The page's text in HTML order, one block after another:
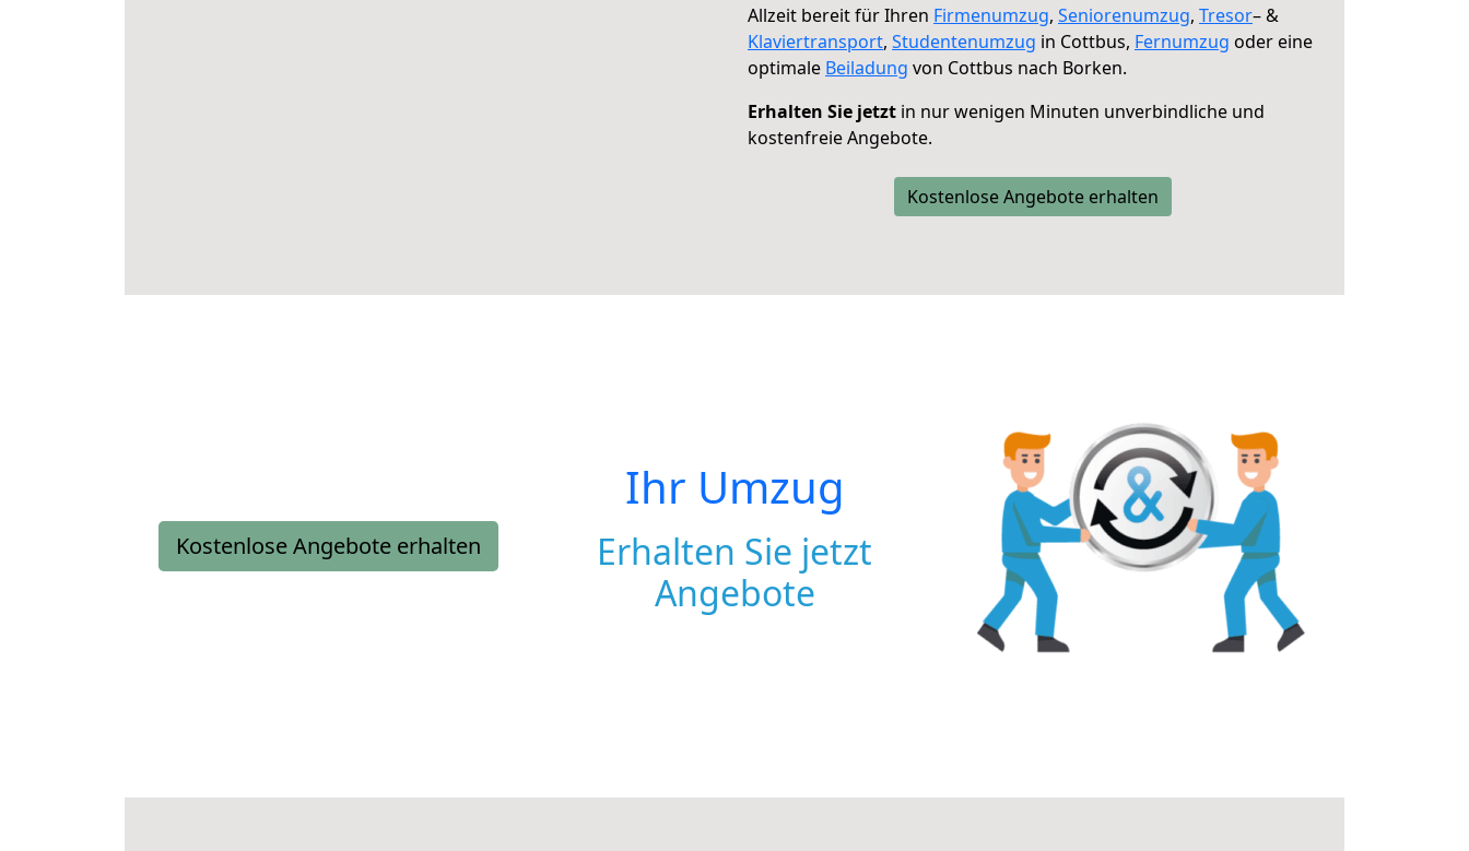
Allzeit bereit für Ihren Firmenumzug, Seniorenumzug, Tresor– &
Klaviertransport, Studentenumzug in Cottbus, Fernumzug oder eine
optimale Beiladung von Cottbus nach Borken.
Erhalten Sie jetzt in nur wenigen Minuten unverbindliche und
kostenfreie Angebote.
Kostenlose Angebote erhalten
Kostenlose Angebote erhalten
Ihr Umzug
Erhalten Sie jetzt
Angebote